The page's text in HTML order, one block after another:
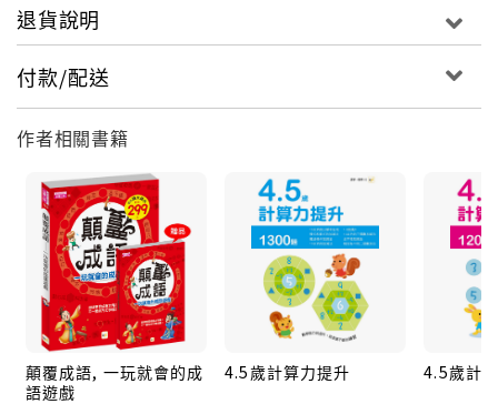
退貨說明
付款/配送
作者相關書籍
顛覆成語, 一玩就會的成
語遊戲
4.5歲計算力提升 4.5歲計